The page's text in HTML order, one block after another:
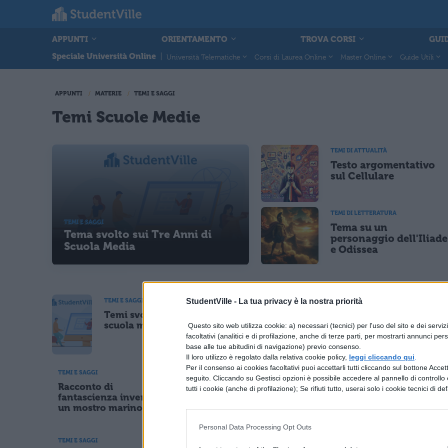
StudentVille - La tua privacy è la nostra priorità
Questo sito web utilizza cookie: a) necessari (tecnici) per l'uso del sito e dei
facoltativi (analitici e di profilazione, anche di terze parti, per mostrarti annunci
base alle tue abitudini di navigazione) previo consenso.
Il loro utilizzo è regolato dalla relativa cookie policy, leggi cliccando qui
Per il consenso ai cookies facoltativi puoi accettarli tutti cliccando sul bottone
seguito. Cliccando su Gestisci opzioni è possibile accedere al pannello di controllo
tutti i cookie (anche di profilazione); Se rifiuti tutto, userai solo i cookie tecnici di
Personal Data Processing Opt Outs
APPUNTI ORIENTAMENTO TROVA CORSI
Speciale Università Online
Università Telematiche Corsi di Laurea Online Master Online Guide Utili
APPUNTI MATERIE TEMI E SAGGI
Temi Scuole Medie
TEMI E SAGGI
Tema svolto sui Tre Anni di
Scuola Media
TEMI DI ATTUALITÀ
Testo argomentativo
sul Cellulare
TEMI DI LETTERATURA
Tema su un
personaggio dell'Iliade
e Odissea
TEMI E SAGGI
Temi svolti
scuola media
TEMI E SAGGI
una persona
che ammiro
relazione
TEMI E SAGGI
Racconto di
fantascienza inventato:
un mostro marino
Racconto di
ambientato nel 3.010
Pagina di Diario di una
TEMI E SAGGI